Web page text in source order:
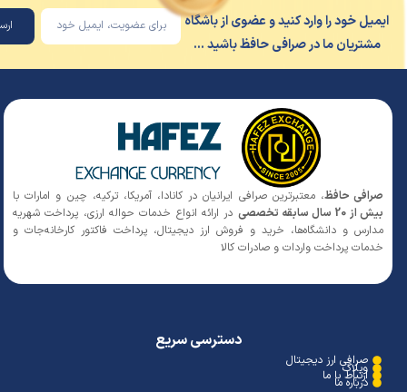
خود را وارد کنید و عضوی از باشگاه
ما در صرافی حافظ باشید ...
حافظ، معتبرترین صرافی ایرانیان در کانادا، آمریکا، ترکیه، چین و امارات با
سال سابقه تخصصی
در ارائه انواع خدمات حواله ارزی، پرداخت شهریه
و دانشگاه‌ها، خرید و فروش ارز دیجیتال، پرداخت فاکتور کارخانه‌جات و
پرداخت واردات و صادرات کالا
دسترسی سریع
صرافی ارز دیجیتال
وبلاگ
ارتباط با ما
درباره ما